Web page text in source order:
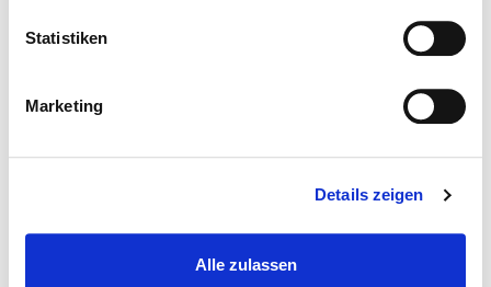
Statistiken
Marketing
Details zeigen
Alle zulassen